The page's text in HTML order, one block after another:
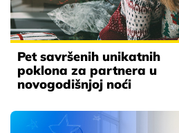
Pet savršenih unikatnih
poklona za partnera u
novogodišnjoj noći